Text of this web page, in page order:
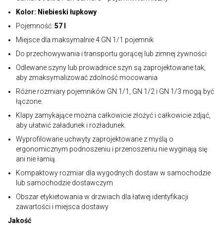
Kolor: Niebieski łupkowy
Pojemność: 57 l
Miejsce dla maksymalnie 4 GN 1/1 pojemnik
Do przechowywania i transportu gorącej lub zimnej żywności
Odlewane szyny lub prowadnice szyn są zaprojektowane tak,
aby zmaksymalizować zdolność mocowania
Różne rozmiary pojemników GN 1/1, GN 1/2 i GN 1/3 mogą być
łączone.
Klapy zamykające można całkowicie złożyć i całkowicie zdjąć,
aby ułatwić załadunek i rozładunek.
Wyprofilowane uchwyty zaprojektowane z myślą o
ergonomicznym podnoszeniu i przenoszeniu nie wyginają się
ani nie łamią.
Kompaktowy rozmiar dla wygodnych dostaw w samochodzie
lub samochodzie dostawczym
Obszar etykietowania w drzwiach dla łatwej identyfikacji
zawartości i miejsca dostawy
Jakość